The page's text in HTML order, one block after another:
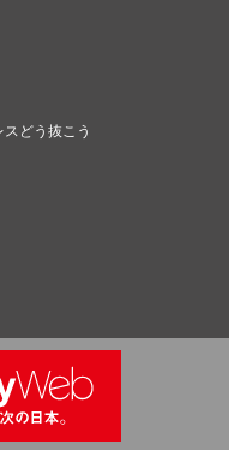
どう抜こう